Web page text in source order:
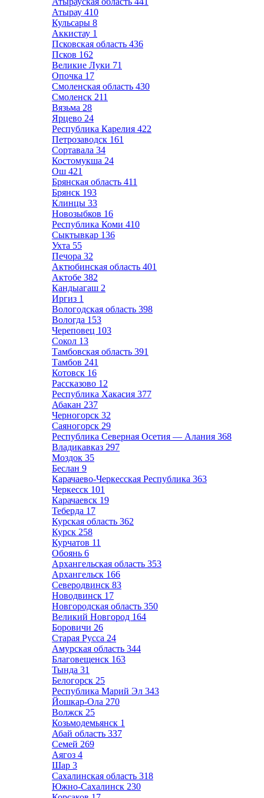
Атырау 410
Кульсары 8
Аккистау 1
Псковская область 436
Псков 162
Великие Луки 71
Опочка 17
Смоленская область 430
Смоленск 211
Вязьма 28
Ярцево 24
Республика Карелия 422
Петрозаводск 161
Сортавала 34
Костомукша 24
Ош 421
Брянская область 411
Брянск 193
Клинцы 33
Новозыбков 16
Республика Коми 410
Сыктывкар 136
Ухта 55
Печора 32
Актюбинская область 401
Актобе 382
Кандыагаш 2
Иргиз 1
Вологодская область 398
Вологда 153
Череповец 103
Сокол 13
Тамбовская область 391
Тамбов 241
Котовск 16
Рассказово 12
Республика Хакасия 377
Абакан 237
Черногорск 32
Саяногорск 29
Республика Северная Осетия — Алания 368
Владикавказ 297
Моздок 35
Беслан 9
Карачаево-Черкесская Республика 363
Черкесск 101
Карачаевск 19
Теберда 17
Курская область 362
Курск 258
Курчатов 11
Обоянь 6
Архангельская область 353
Архангельск 166
Северодвинск 83
Новодвинск 17
Новгородская область 350
Великий Новгород 164
Боровичи 26
Старая Русса 24
Амурская область 344
Благовещенск 163
Тында 31
Белогорск 25
Республика Марий Эл 343
Йошкар-Ола 270
Волжск 25
Козьмодемьянск 1
Абай область 337
Семей 269
Аягоз 4
Шар 3
Сахалинская область 318
Южно-Сахалинск 230